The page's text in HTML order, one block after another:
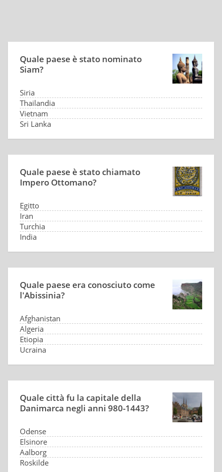
Quale paese è stato nominato
Siam?
Siria
Thailandia
Vietnam
Sri Lanka
Quale paese è stato chiamato
Impero Ottomano?
Egitto
Iran
Turchia
India
Quale paese era conosciuto come
l'Abissinia?
Afghanistan
Algeria
Etiopia
Ucraina
Quale città fu la capitale della
Danimarca negli anni 980-1443?
Odense
Elsinore
Aalborg
Roskilde